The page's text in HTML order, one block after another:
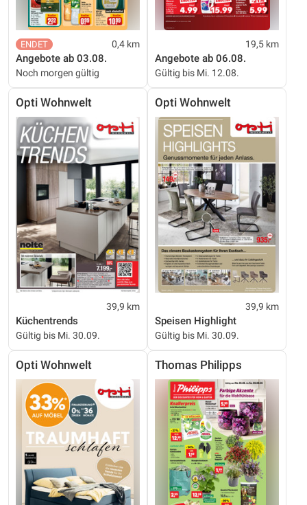
0,4 km
Angebote ab 03.08.
Noch morgen gültig
19,5 km
Angebote ab 06.08.
Gültig bis Mi. 12.08.
Opti Wohnwelt
39,9 km
Küchentrends
Gültig bis Mi. 30.09.
Opti Wohnwelt
39,9 km
Speisen Highlight
Gültig bis Mi. 30.09.
Opti Wohnwelt Thomas Philipps